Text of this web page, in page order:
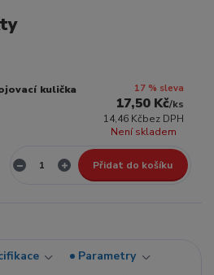
kulička 17 % sleva
17,50 Kč/ks
14,46 Kčbez DPH
Není skladem
Přidat do košíku
Parametry